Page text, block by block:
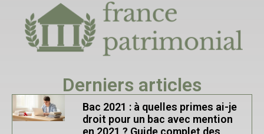
Derniers articles
Bac 2021 : à quelles primes ai-je
droit pour un bac avec mention
en 2021 ? Guide complet des